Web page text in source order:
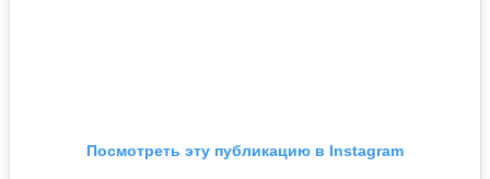
Посмотреть эту публикацию в Instagram